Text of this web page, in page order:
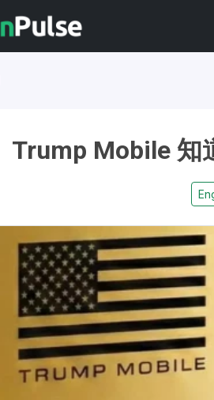
Trump Mobile 知